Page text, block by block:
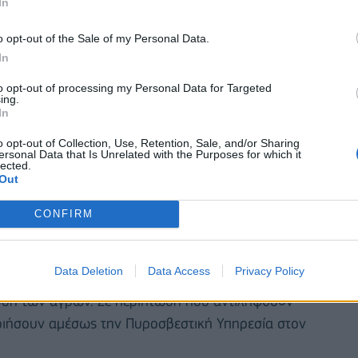
opt-out of the Sale of my Personal Data.
opt-out of processing my Personal Data for Targeted
opt-out of Collection, Use, Retention, Sale, and/or Sharing
Data that Is Unrelated with the Purposes for which it
CONFIRM
Data Deletion Data Access Privacy Policy
του υπουργείου Κλιματικής Κρίσης και
υπηρεσιακά εμπλεκόμενες κρατικές
δήμους των ανωτέρω περιοχών, ώστε να
προκειμένου να αντιμετωπίσουν άμεσα
προσεκτικοί και να αποφεύγουν ενέργειες
από αμέλεια, όπως το κάψιμο ξερών
η χρήση μηχανημάτων που προκαλούν
η χρήση υπαίθριων ψησταριών, το
Επίσης, υπενθυμίζεται ότι κατά τη διάρκεια
των αγρών. Σε περίπτωση που αντιληφθούν
αμέσως την Πυροσβεστική Υπηρεσία στον